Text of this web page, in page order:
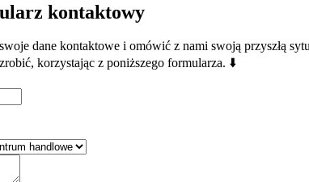
kontaktowy
dane kontaktowe i omówić z nami swoją przyszłą
korzystając z poniższego formularza. ⬇️